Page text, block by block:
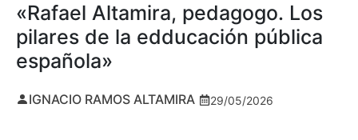
«Rafael Altamira, pedagogo. Los
pilares de la edducación pública
española»
IGNACIO RAMOS ALTAMIRA 29/05/2026